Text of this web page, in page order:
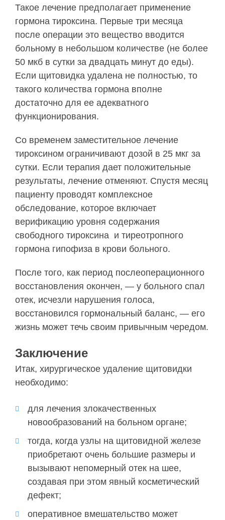
Такое лечение предполагает применение
гормона тироксина. Первые три месяца
после операции это вещество вводится
больному в небольшом количестве (не более
50 мкб в сутки за двадцать минут до еды).
Если щитовидка удалена не полностью, то
такого количества гормона вполне
достаточно для ее адекватного
функционирования.
Со временем заместительное лечение
тироксином ограничивают дозой в 25 мкг за
сутки. Если терапия дает положительные
результаты, лечение отменяют. Спустя месяц
пациенту проводят комплексное
обследование, которое включает
верификацию уровня содержания
свободного тироксина и тиреотропного
гормона гипофиза в крови больного.
После того, как период послеоперационного
восстановления окончен, — у больного спал
отек, исчезли нарушения голоса,
восстановился гормональный баланс, — его
жизнь может течь своим привычным чередом.
Заключение
Итак, хирургическое удаление щитовидки
необходимо:
для лечения злокачественных
новообразований на больном органе;
тогда, когда узлы на щитовидной железе
приобретают очень большие размеры и
вызывают непомерный отек на шее,
создавая при этом явный косметический
дефект;
оперативное вмешательство может